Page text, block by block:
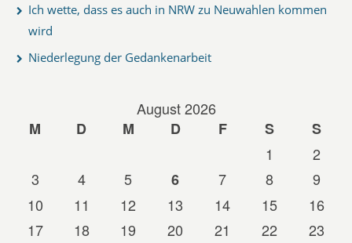
Ich wette, dass es auch in NRW zu Neuwahlen kommen
wird
Niederlegung der Gedankenarbeit
August 2026
M
D M D F S
S
1
2
3
4 5 6 7 8
9
10
11 12 13 14 15
16
17
18 19 20 21 22
23